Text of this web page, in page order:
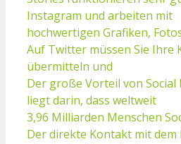
Instagram und arbeiten mit
hochwertigen Grafiken,
Auf Twitter müssen Sie Ihre
übermitteln und
Der große Vorteil von
liegt darin, dass weltweit
3,96 Milliarden Menschen
Der direkte Kontakt mit dem